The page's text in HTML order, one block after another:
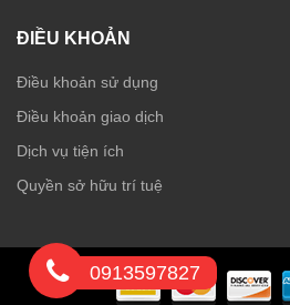
ĐIỀU KHOẢN
Điều khoản sử dụng
Điều khoản giao dịch
Dịch vụ tiện ích
Quyền sở hữu trí tuệ
0913597827